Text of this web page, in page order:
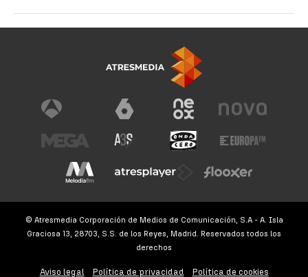
© Atresmedia Corporación de Medios de Comunicación, S.A - A. Isla
Graciosa 13, 28703, S.S. de los Reyes, Madrid. Reservados todos los
derechos
Aviso legal Política de privacidad Política de cookies